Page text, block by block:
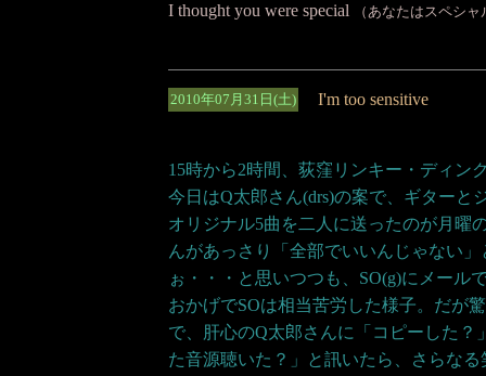
I thought you were special （あなたはスペシ
2010年07月31日(土) I'm too sensitive
15時から2時間、荻窪リンキー・ディン
今日はQ太郎さん(drs)の案で、ギターと
オリジナル5曲を二人に送ったのが月曜
んがあっさり「全部でいいんじゃない
ぉ・・・と思いつつも、SO(g)にメール
おかげでSOは相当苦労した様子。だが
で、肝心のQ太郎さんに「コピーした
た音源聴いた？」と訊いたら、さらな